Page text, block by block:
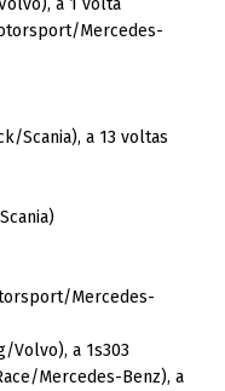
a 1 volta
Mercedes-
Scania), a 13 voltas
Mercedes-
Volvo), a 1s303
Mercedes-Benz), a